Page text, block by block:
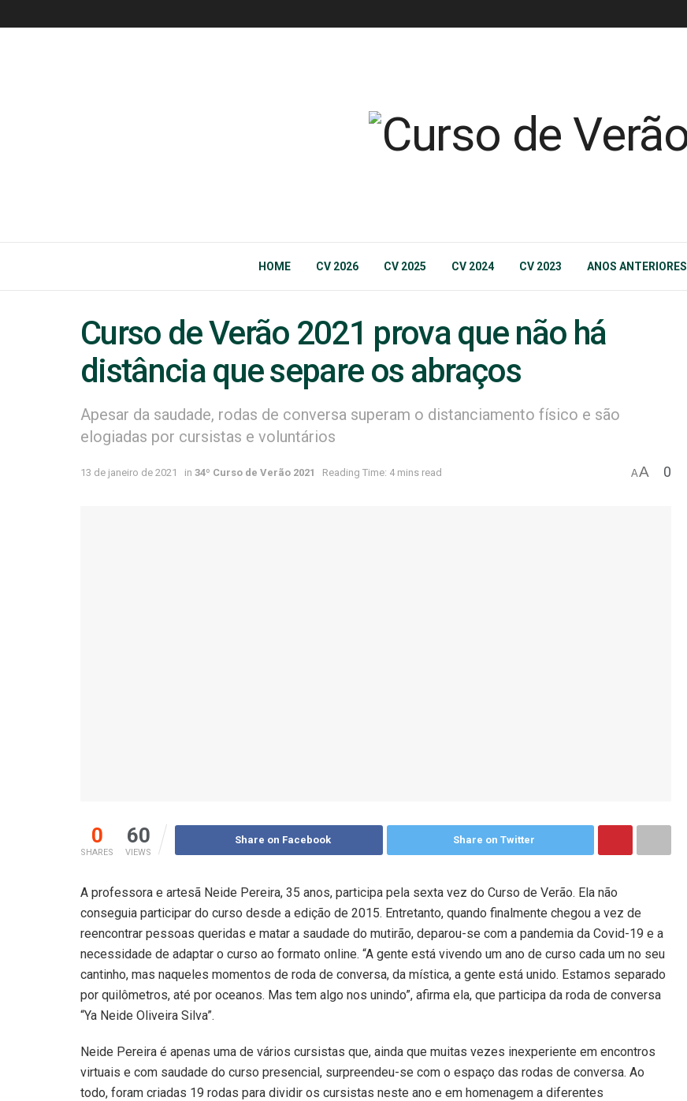
HOME CV 2026 CV 2025 CV 2024 CV 2023 ANOS ANTERIORES
Curso de Verão 2021 prova que não há
distância que separe os abraços
Apesar da saudade, rodas de conversa superam o distanciamento físico e são
elogiadas por cursistas e voluntários
13 de janeiro de 2021 in 34º Curso de Verão 2021 Reading Time: 4 mins read AA 0
0
SHARES
60
VIEWS
Share on Facebook Share on Twitter
A professora e artesã Neide Pereira, 35 anos, participa pela sexta vez do Curso de Verão. Ela não
conseguia participar do curso desde a edição de 2015. Entretanto, quando finalmente chegou a vez de
reencontrar pessoas queridas e matar a saudade do mutirão, deparou-se com a pandemia da Covid-19 e a
necessidade de adaptar o curso ao formato online. “A gente está vivendo um ano de curso cada um no seu
cantinho, mas naqueles momentos de roda de conversa, da mística, a gente está unido. Estamos separado
por quilômetros, até por oceanos. Mas tem algo nos unindo”, afirma ela, que participa da roda de conversa
“Ya Neide Oliveira Silva”.
Neide Pereira é apenas uma de vários cursistas que, ainda que muitas vezes inexperiente em encontros
virtuais e com saudade do curso presencial, surpreendeu-se com o espaço das rodas de conversa. Ao
todo, foram criadas 19 rodas para dividir os cursistas neste ano e em homenagem a diferentes